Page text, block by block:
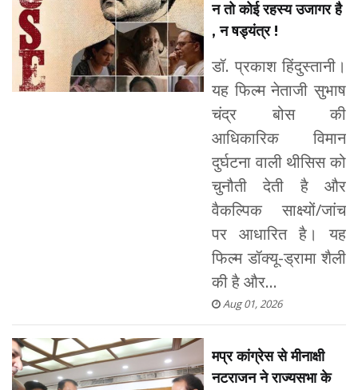
न तो कोई रहस्य उजागर है
, न षड्यंत्र !
डॉ. प्रकाश हिंदुस्तानी।
यह फिल्म नेताजी सुभाष
चंद्र बोस की
आधिकारिक विमान
दुर्घटना वाली थीसिस को
चुनौती देती है और
वैकल्पिक साक्ष्यों/जांच
पर आधारित है। यह
फिल्म डॉक्यू-ड्रामा शैली
की है और...
Aug 01, 2026
मप्र कांग्रेस से मीनाक्षी
नटराजन ने राज्यसभा के